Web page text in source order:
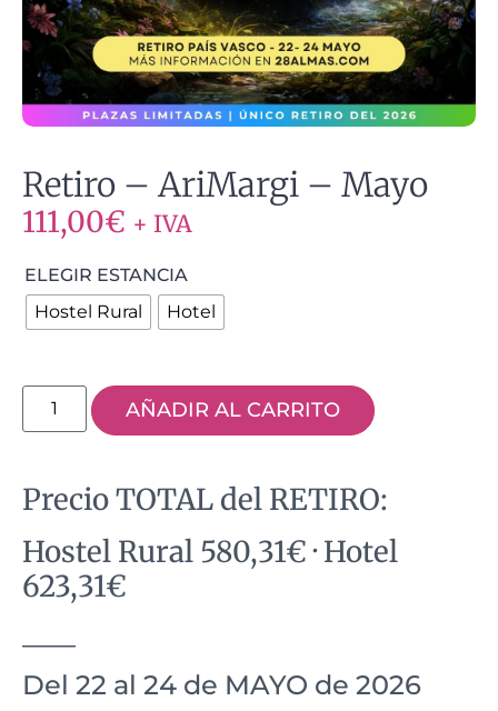
Retiro – AriMargi – Mayo
111,00€ + IVA
ELEGIR ESTANCIA
Hostel Rural
Hotel
AÑADIR AL CARRITO
Precio TOTAL del RETIRO:
Hostel Rural 580,31€ · Hotel
623,31€
Del 22 al 24 de MAYO de 2026